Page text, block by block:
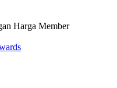
Harga Member